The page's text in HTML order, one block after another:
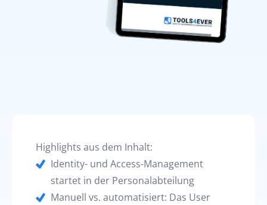
Highlights aus dem Inhalt:
Identity- und Access-Management
startet in der Personalabteilung
Manuell vs. automatisiert: Das User